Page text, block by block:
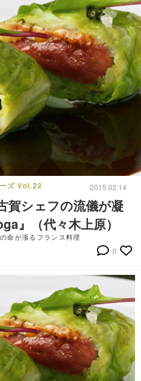
ズ Vol.22 2015.02.14
賀シェフの流儀が凝
』（代々木上原）
命が漲るフランス料理
0